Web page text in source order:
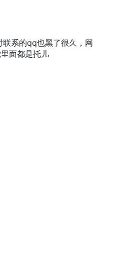
系的qq也黑了很久，网
面都是托儿